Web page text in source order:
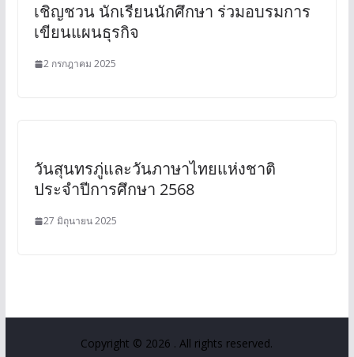
เชิญชวน นักเรียนนักศึกษา ร่วมอบรมการ
เขียนแผนธุรกิจ
2 กรกฎาคม 2025
วันสุนทรภู่และวันภาษาไทยแห่งชาติ
ประจำปีการศึกษา 2568
27 มิถุนายน 2025
Copyright © 2026 . All rights reserved.